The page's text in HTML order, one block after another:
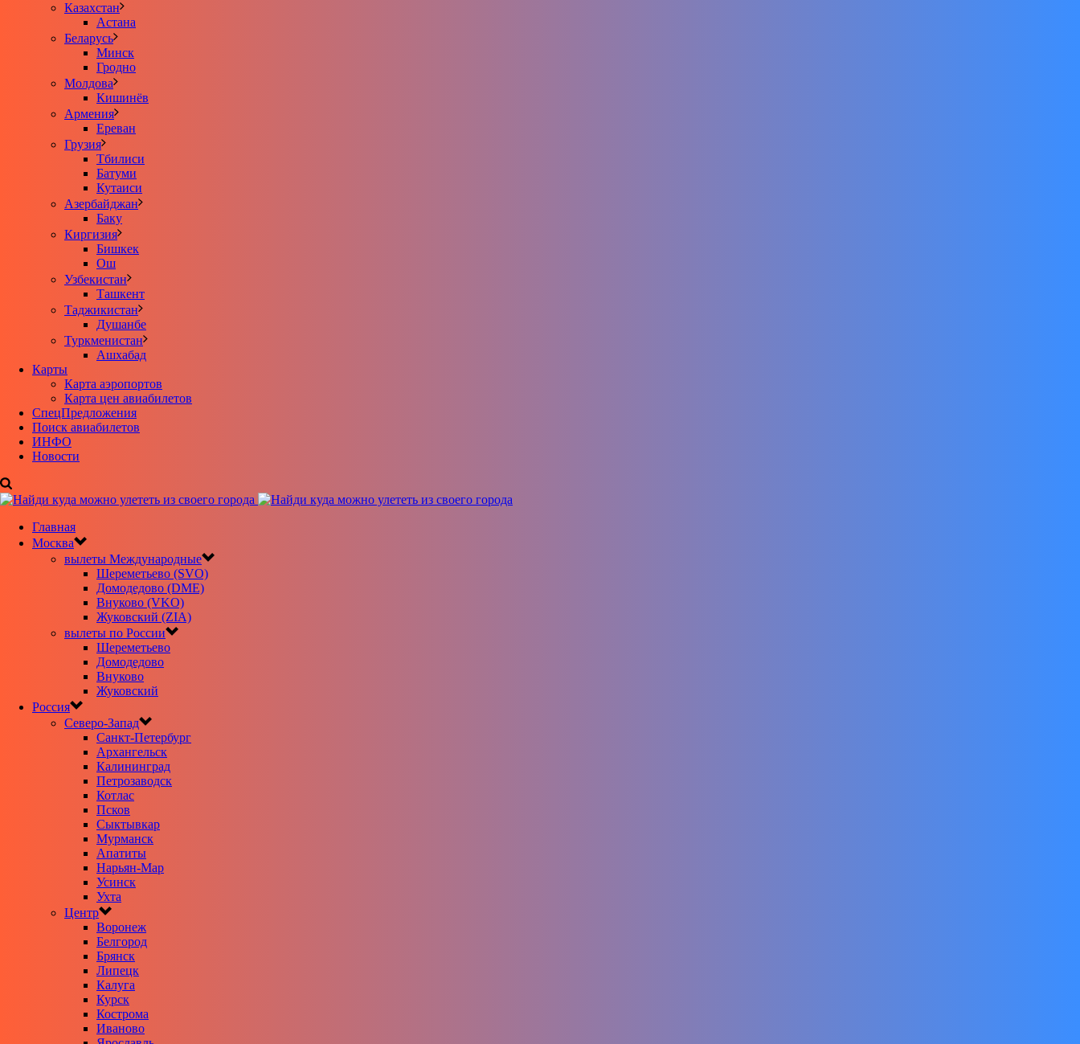
Казахстан
Астана
Беларусь
Минск
Гродно
Молдова
Кишинёв
Армения
Ереван
Грузия
Тбилиси
Батуми
Кутаиси
Азербайджан
Баку
Киргизия
Бишкек
Ош
Узбекистан
Ташкент
Таджикистан
Душанбе
Туркменистан
Ашхабад
Карты
Карта аэропортов
Карта цен авиабилетов
CпецПредложения
Поиск авиабилетов
ИНФО
Новости
Главная
Москва
вылеты Международные
Шереметьево (SVO)
Домодедово (DME)
Внуково (VKO)
Жуковский (ZIA)
вылеты по России
Шереметьево
Домодедово
Внуково
Жуковский
Россия
Северо-Запад
Санкт-Петербург
Архангельск
Калининград
Петрозаводск
Котлас
Псков
Сыктывкар
Мурманск
Апатиты
Нарьян-Мар
Усинск
Ухта
Центр
Воронеж
Белгород
Брянск
Липецк
Калуга
Курск
Кострома
Иваново